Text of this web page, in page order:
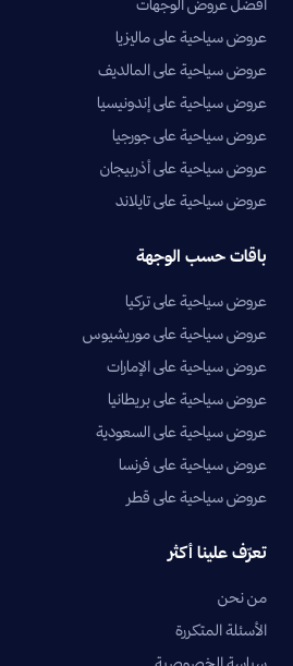
عروض سياحية على ماليزيا
عروض سياحية على المالديف
عروض سياحية على إندونيسيا
عروض سياحية على جورجيا
عروض سياحية على أذربيجان
عروض سياحية على تايلاند
باقات حسب الوجهة
عروض سياحية على تركيا
عروض سياحية على موريشيوس
عروض سياحية على الإمارات
عروض سياحية على بريطانيا
عروض سياحية على السعودية
عروض سياحية على فرنسا
عروض سياحية على قطر
تعرّف علينا أكثر
من نحن
الأسئلة المتكررة